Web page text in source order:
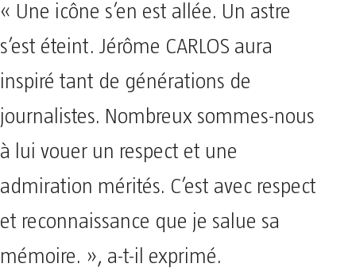
« Une icône s’en est allée. Un astre
s’est éteint. Jérôme CARLOS aura
inspiré tant de générations de
journalistes. Nombreux sommes-nous
à lui vouer un respect et une
admiration mérités. C’est avec respect
et reconnaissance que je salue sa
mémoire. », a-t-il exprimé.